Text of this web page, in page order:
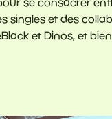
singles et des
et Dinos, et